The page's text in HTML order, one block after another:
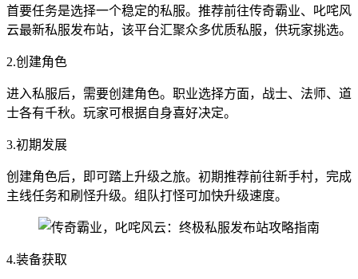
首要任务是选择一个稳定的私服。推荐前往传奇霸业、叱咤风
云最新私服发布站，该平台汇聚众多优质私服，供玩家挑选。
2.创建角色
进入私服后，需要创建角色。职业选择方面，战士、法师、道
士各有千秋。玩家可根据自身喜好决定。
3.初期发展
创建角色后，即可踏上升级之旅。初期推荐前往新手村，完成
主线任务和刷怪升级。组队打怪可加快升级速度。
4.装备获取